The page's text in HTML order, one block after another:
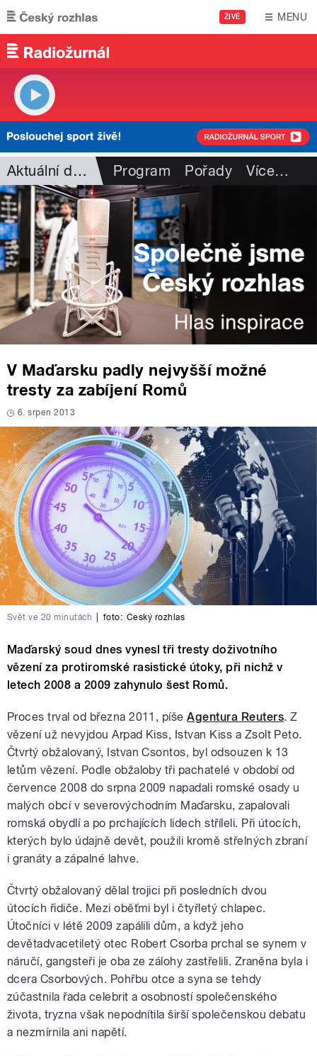
Přejít k hlavnímu obsahu
ŽIVĚ MENU
Aktuální dění Program Pořady Více…
V Maďarsku padly nejvyšší možné
tresty za zabíjení Romů
6. srpen 2013
Svět ve 20 minutách foto: Český rozhlas
Maďarský soud dnes vynesl tři tresty doživotního
vězení za protiromské rasistické útoky, při nichž v
letech 2008 a 2009 zahynulo šest Romů.
Proces trval od března 2011, píšeAgentura Reuters. Z
vězení už nevyjdou Arpad Kiss, Istvan Kiss a Zsolt Peto.
Čtvrtý obžalovaný, Istvan Csontos, byl odsouzen k 13
letům vězení. Podle obžaloby tři pachatelé v období od
července 2008 do srpna 2009 napadali romské osady u
malých obcí v severovýchodním Maďarsku, zapalovali
romská obydlí a po prchajících lidech stříleli. Při útocích,
kterých bylo údajně devět, použili kromě střelných zbraní
i granáty a zápalné lahve.
Čtvrtý obžalovaný dělal trojici při posledních dvou
útocích řidiče. Mezi oběťmi byl i čtyřletý chlapec.
Útočníci v létě 2009 zapálili dům, a když jeho
devětadvacetiletý otec Robert Csorba prchal se synem v
náručí, gangsteři je oba ze zálohy zastřelili. Zraněna byla i
dcera Csorbových. Pohřbu otce a syna se tehdy
zúčastnila řada celebrit a osobností společenského
života, tryzna však nepodnítila širší společenskou debatu
a nezmírnila ani napětí.